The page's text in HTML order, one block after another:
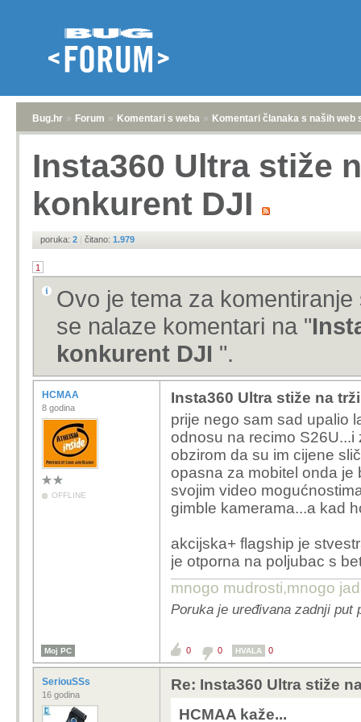
Bug.hr » Forum » Komentari s weba » Komentari članaka s naših web
Insta360 Ultra stiže
konkurent DJI
poruka: 2 | čitano: 1.979
1
Ovo je tema za
se nalaze komentari na "
konkurent DJI ".
HCMAA
8 godina
OFFLINE
Insta360 Ultra stiže na
prije nego sam sad upalio
odnosu na recimo
obzirom da su im cijene
opasna za mobitel onda je
svojim video
gimble kamerama...a kad
akcijska+ flagship je
je otporna na poljubac s
mnogo mudrosti,mnogo
Poruka je uređivana zadnji put
Moj PC 0 0 HVALA 0
SeriouSSs
16 godina
Re: Insta360 Ultra stiže
HCMAA kaže...